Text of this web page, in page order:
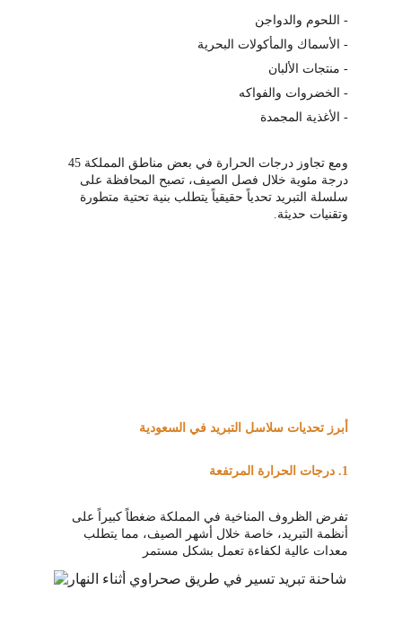
- اللحوم والدواجن
- الأسماك والمأكولات البحرية
- منتجات الألبان
- الخضروات والفواكه
- الأغذية المجمدة
ومع تجاوز درجات الحرارة في بعض مناطق المملكة 45
درجة مئوية خلال فصل الصيف، تصبح المحافظة على
سلسلة التبريد تحدياً حقيقياً يتطلب بنية تحتية متطورة
وتقنيات حديثة.
أبرز تحديات سلاسل التبريد في السعودية
1. درجات الحرارة المرتفعة
تفرض الظروف المناخية في المملكة ضغطاً كبيراً على
أنظمة التبريد، خاصة خلال أشهر الصيف، مما يتطلب
معدات عالية لكفاءة تعمل بشكل مستمر